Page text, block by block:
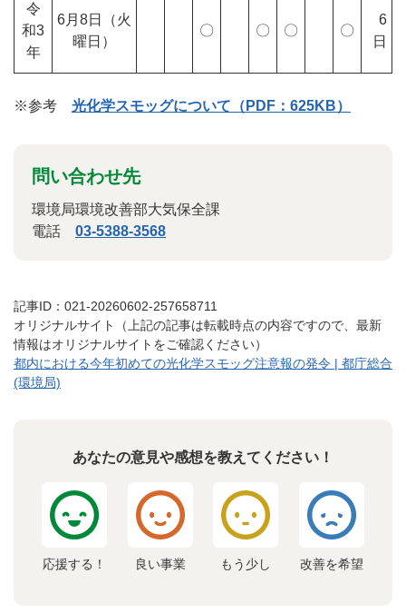
令
和3
年
6月8日（火
曜日）
〇 〇 〇 〇
6
日
※参考 光化学スモッグについて（PDF：625KB）
問い合わせ先
環境局環境改善部大気保全課
電話 03-5388-3568
記事ID：021-20260602-257658711
オリジナルサイト（上記の記事は転載時点の内容ですので、最新
情報はオリジナルサイトをご確認ください）
都内における今年初めての光化学スモッグ注意報の発令 | 都庁総合
(環境局)
あなたの意見や感想を教えてください！
応援する！ 良い事業 もう少し 改善を希望